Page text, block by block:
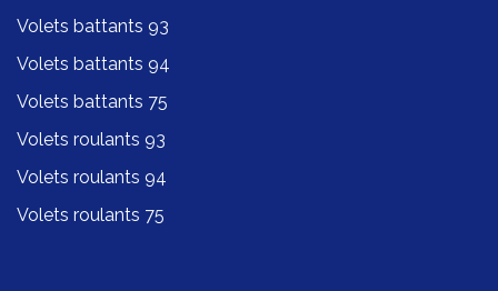
Volets battants 93
Volets battants 94
Volets battants 75
Volets roulants 93
Volets roulants 94
Volets roulants 75